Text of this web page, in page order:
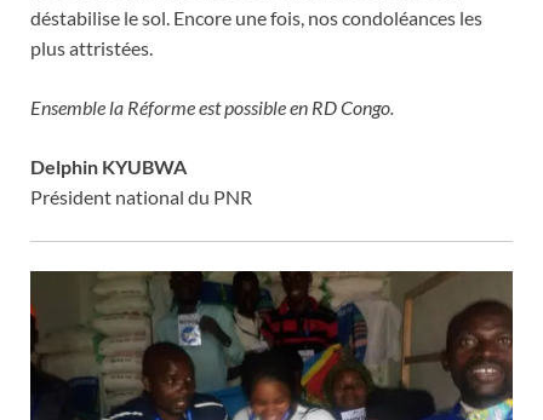
déstabilise le sol. Encore une fois, nos condoléances les
plus attristées.
Ensemble la Réforme est possible en RD Congo.
Delphin KYUBWA
Président national du PNR